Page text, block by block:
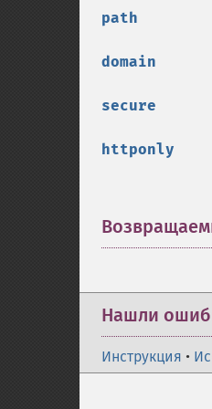
path
domain
secure
httponly
Нашли
Инструкция •